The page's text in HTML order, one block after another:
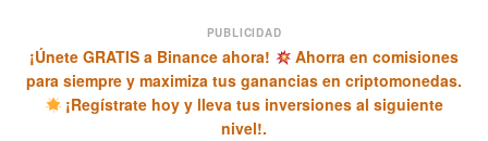
PUBLICIDAD
¡Únete GRATIS a Binance ahora!
Ahorra en comisiones
para siempre y maximiza tus ganancias en criptomonedas.
¡Regístrate hoy y lleva tus inversiones al siguiente
nivel!.